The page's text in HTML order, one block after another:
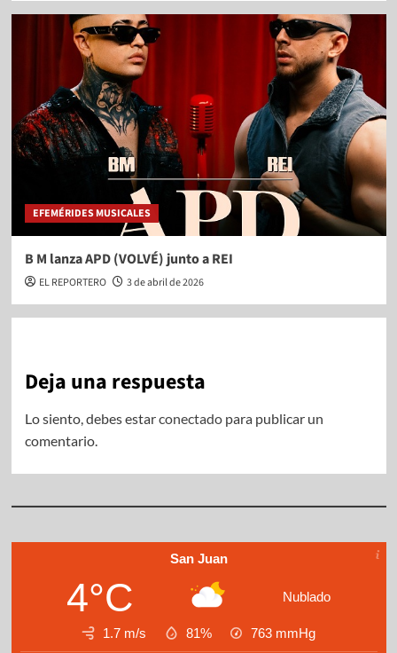
EFEMÉRIDES MUSICALES
B M lanza APD (VOLVÉ) junto a REI
EL REPORTERO 3 de abril de 2026
Deja una respuesta
Lo siento, debes estarconectadopara publicar un
comentario.
San Juan
4°C Nublado
1.7 m/s 81% 763 mmHg